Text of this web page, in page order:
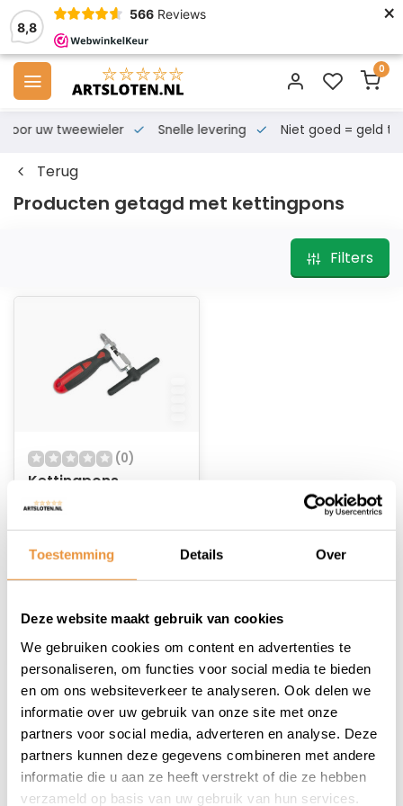
Toestemming Details Over
Deze website maakt gebruik van cookies
We gebruiken cookies om content en advertenties te
personaliseren, om functies voor social media te bieden
en om ons websiteverkeer te analyseren. Ook delen we
informatie over uw gebruik van onze site met onze
partners voor social media, adverteren en analyse. Deze
partners kunnen deze gegevens combineren met andere
informatie die u aan ze heeft verstrekt of die ze hebben
verzameld op basis van uw gebruik van hun services.
8,8
566 Reviews ×
0
voor uw tweewieler Snelle levering Niet goed = geld
Terug
Producten getagd met kettingpons
Filters
(0)
Kettingpons
Niet op voorraad
19,27
1